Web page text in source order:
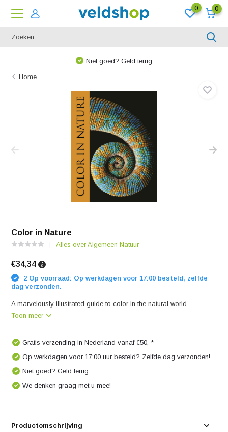
0 0
We denken graag met u mee!
Home
Color in Nature
Alles over Algemeen Natuur
€34,34
2 Op voorraad: Op werkdagen voor 17:00 besteld, zelfde
dag verzonden.
A marvelously illustrated guide to color in the natural world...
Toon meer
Gratis verzending in Nederland vanaf €50,-*
Op werkdagen voor 17:00 uur besteld? Zelfde dag verzonden!
Niet goed? Geld terug
We denken graag met u mee!
Productomschrijving